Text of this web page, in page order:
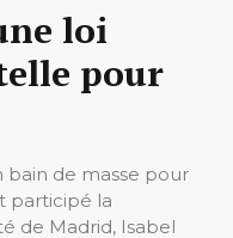
loi
pour
de masse pour
participé la
de Madrid, Isabel